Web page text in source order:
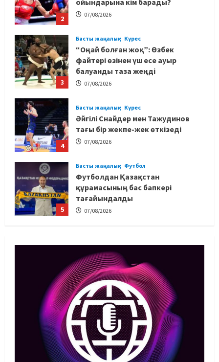
2
ойындарына кім барады?
07/08/2026
3
Басты жаңалық Күрес
“Оңай болған жоқ”: Өзбек
файтері өзінен үш есе ауыр
балуанды таза жеңді
07/08/2026
4
Басты жаңалық Күрес
Әйгілі Снайдер мен Тажудинов
тағы бір жекпе-жек өткізеді
07/08/2026
5
Басты жаңалық Футбол
Футболдан Қазақстан
құрамасының бас бапкері
тағайындалды
07/08/2026
1
менеджері Арман Әшімов жайлы
жағымсыз оқиғаны айтты
07/08/2026
2
Басты жаңалық Бокс
Махмұд пен Сәкен: Азия
ойындарына кім барады?
07/08/2026
Басты жаңалық Күрес